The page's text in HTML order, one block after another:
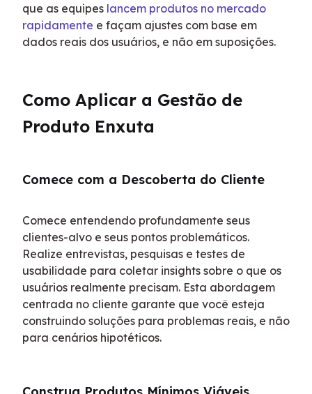
que as equipes lancem produtos no mercado
rapidamente e façam ajustes com base em
dados reais dos usuários, e não em suposições.
Como Aplicar a Gestão de
Produto Enxuta
Comece com a Descoberta do Cliente
Comece entendendo profundamente seus
clientes-alvo e seus pontos problemáticos.
Realize entrevistas, pesquisas e testes de
usabilidade para coletar insights sobre o que os
usuários realmente precisam. Esta abordagem
centrada no cliente garante que você esteja
construindo soluções para problemas reais, e não
para cenários hipotéticos.